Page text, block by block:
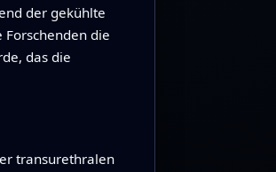
der gekühlte
die
das die
transurethralen